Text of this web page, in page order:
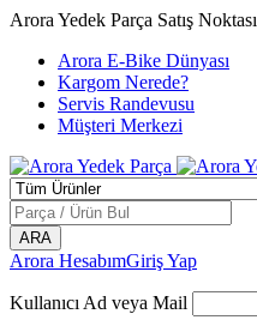
Arora Yedek Parça Satış Noktası
Arora E-Bike Dünyası
Kargom Nerede?
Servis Randevusu
Müşteri Merkezi
Arora HesabımGiriş Yap
Kullanıcı Ad veya Mail